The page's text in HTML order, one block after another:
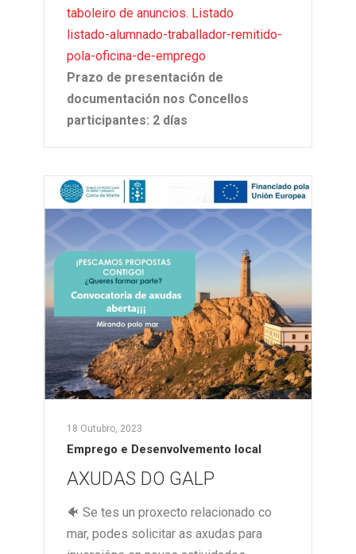
taboleiro de anuncios. Listado
listado-alumnado-traballador-remitido-
pola-oficina-de-emprego
Prazo de presentación de
documentación nos Concellos
participantes: 2 días
18 Outubro, 2023
Emprego e Desenvolvemento local
AXUDAS DO GALP
🐠 Se tes un proxecto relacionado co
mar, podes solicitar as axudas para